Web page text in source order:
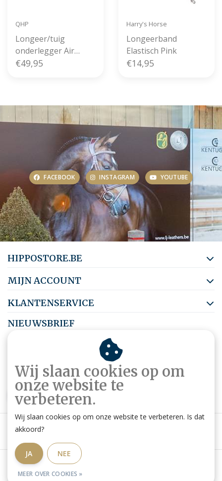
QHP
Longeer/tuig
onderlegger Air
Mesh Black
€49,95
Harry's Horse
Longeerband
Elastisch Pink
€14,95
FACEBOOK INSTAGRAM YOUTUBE
HIPPOSTORE.BE
MIJN ACCOUNT
KLANTENSERVICE
NIEUWSBRIEF
Abonneer je op onze nieuwsbrief om op de hoogte te blijven.
ABONNEER
Algemene voorwaarden
Wij slaan cookies op om
onze website te
verbeteren.
Wij slaan cookies op om onze website te verbeteren. Is dat
akkoord?
JA NEE
MEER OVER COOKIES »